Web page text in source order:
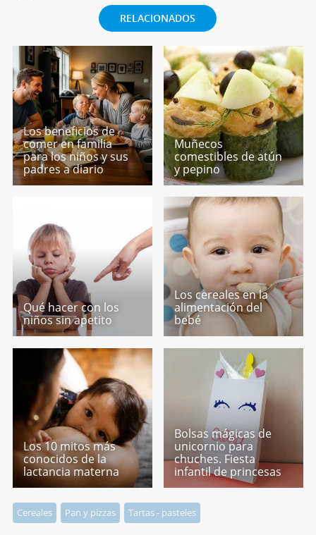
RELACIONADOS
Los beneficios de
comer en familia
para los niños y sus
padres a diario
Muñecos
comestibles de atún
y pepino
Qué hacer con los
niños sin apetito
Los cereales en la
alimentación del
bebé
Los 10 mitos más
conocidos de la
lactancia materna
Bolsas mágicas de
unicornio para
chuches. Fiesta
infantil de princesas
Cereales Pan y pizzas Tartas - pasteles